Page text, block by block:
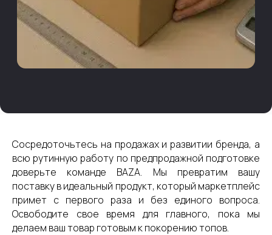
Сосредоточьтесь на продажах и развитии бренда, а
всю рутинную работу по предпродажной подготовке
доверьте команде BAZA. Мы превратим вашу
поставку в идеальный продукт, который маркетплейс
примет с первого раза и без единого вопроса.
Освободите свое время для главного, пока мы
делаем ваш товар готовым к покорению топов.